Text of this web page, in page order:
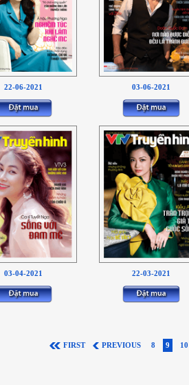
22-06-2021 03-06-2021
03-04-2021 22-03-2021
FIRST PREVIOUS 8 9 10